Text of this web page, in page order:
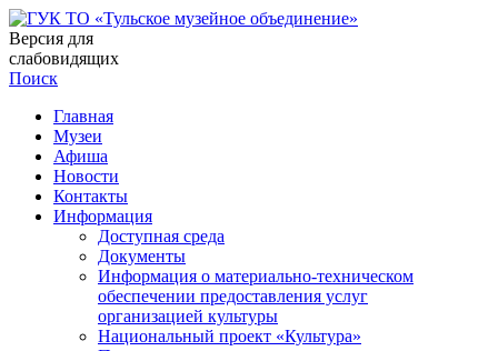
Версия для
слабовидящих
Поиск
Главная
Музеи
Афиша
Новости
Контакты
Информация
Доступная среда
Документы
Информация о материально-техническом
обеспечении предоставления услуг
организацией культуры
Национальный проект «Культура»